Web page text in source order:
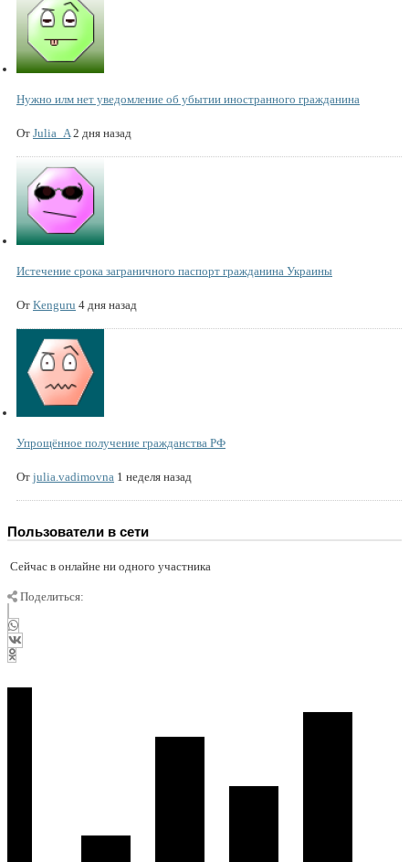
Нужно илм нет уведомление об убытии иностранного гражданина
От Julia_A 2 дня назад
Истечение срока заграничного паспорт гражданина Украины
От Kenguru 4 дня назад
Упрощённое получение гражданства РФ
От julia.vadimovna 1 неделя назад
Пользователи в сети
Сейчас в онлайне ни одного участника
Поделиться: